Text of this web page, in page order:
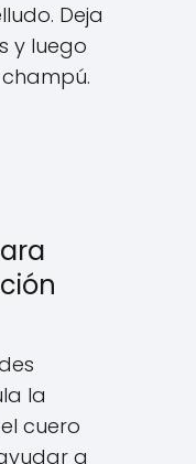
Deja
y luego
la
cuero
a